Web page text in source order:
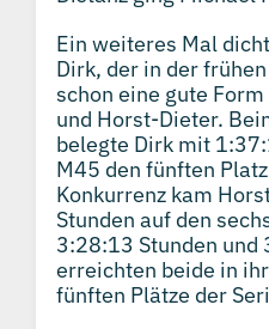
Ein weiteres Mal
Dirk, der in der
schon eine gute
und Horst-Dieter.
belegte Dirk mit
M45 den fünften
Konkurrenz kam
Stunden auf den
3:28:13 Stunden und
erreichten beide in
fünften Plätze der